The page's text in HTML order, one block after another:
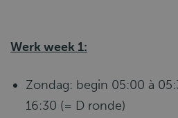
Werk week 1:
Zondag: begin 05:00 à
16:30 (= D ronde)